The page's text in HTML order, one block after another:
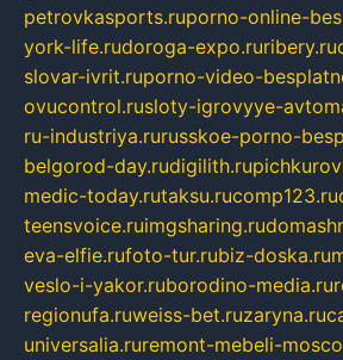
petrovkasports.ruporno-online-
york-life.rudoroga-expo.ruribery.ru
slovar-ivrit.ruporno-video-
ovucontrol.rusloty-igrovyye-
ru-industriya.rurusskoe-porno-
belgorod-day.rudigilith.ru
medic-today.rutaksu.rucomp123.ru
teensvoice.ruimgsharing.ru
eva-elfie.rufoto-tur.rubiz-doska.ru
veslo-i-yakor.ruborodino-media.ru
regionufa.ruweiss-bet.ruzaryna.ru
universalia.ruremont-mebeli-